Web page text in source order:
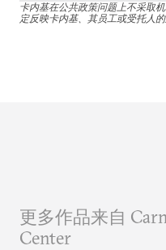
卡内基在公共政策问题上不采取
定反映卡内基、其员工或受托人的
更多作品来自
Center